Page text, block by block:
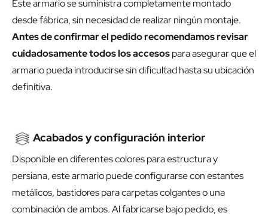
Este armario se suministra completamente montado
desde fábrica, sin necesidad de realizar ningún montaje.
Antes de confirmar el pedido recomendamos revisar
cuidadosamente todos los accesospara asegurar que el
armario pueda introducirse sin dificultad hasta su ubicación
definitiva.
Acabados y configuración interior
Disponible en diferentes colores para estructura y
persiana, este armario puede configurarse con estantes
metálicos, bastidores para carpetas colgantes o una
combinación de ambos. Al fabricarse bajo pedido, es